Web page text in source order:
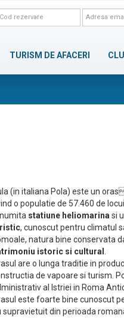
TURISM DE AFACERI
(in italiana Pola) este un
o populatie de 57.460 de
statiune heliomarinasi
, cunoscut pentru climatul
natura bine conservata
istoric si cultural .
are o lunga traditie in
de vapoare si turism.
al Istriei in Roma
este foarte bine cunoscut
supravietuit din perioada